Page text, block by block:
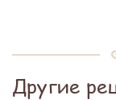
Другие